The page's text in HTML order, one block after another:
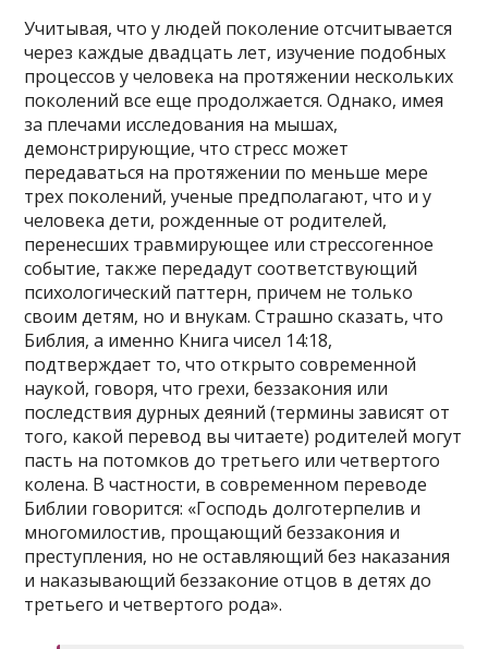
Учитывая, что у людей поколение отсчитывается
через каждые двадцать лет, изучение подобных
процессов у человека на протяжении нескольких
поколений все еще продолжается. Однако, имея
за плечами исследования на мышах,
демонстрирующие, что стресс может
передаваться на протяжении по меньше мере
трех поколений, ученые предполагают, что и у
человека дети, рожденные от родителей,
перенесших травмирующее или стрессогенное
событие, также передадут соответствующий
психологический паттерн, причем не только
своим детям, но и внукам. Страшно сказать, что
Библия, а именно Книга чисел 14:18,
подтверждает то, что открыто современной
наукой, говоря, что грехи, беззакония или
последствия дурных деяний (термины зависят от
того, какой перевод вы читаете) родителей могут
пасть на потомков до третьего или четвертого
колена. В частности, в современном переводе
Библии говорится: «Господь долготерпелив и
многомилостив, прощающий беззакония и
преступления, но не оставляющий без наказания
и наказывающий беззаконие отцов в детях до
третьего и четвертого рода».